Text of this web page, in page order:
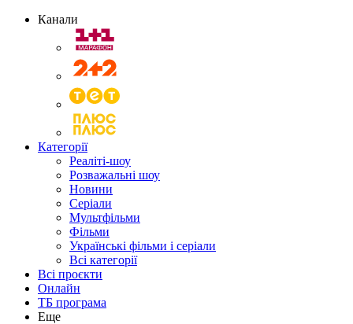
Канали
Категорії
Реаліті-шоу
Розважальні шоу
Новини
Серіали
Мультфільми
Фільми
Українські фільми і серіали
Всі категорії
Всі проєкти
Онлайн
ТБ програма
Еще